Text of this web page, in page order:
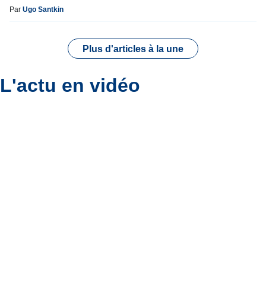
Par Ugo Santkin
Plus d'articles à la une
L'actu en vidéo